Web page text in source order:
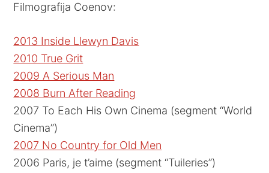
Filmografija Coenov:
2013 Inside Llewyn Davis
2010 True Grit
2009 A Serious Man
2008 Burn After Reading
2007 To Each His Own Cinema (segment “World
Cinema”)
2007 No Country for Old Men
2006 Paris, je t’aime (segment “Tuileries”)